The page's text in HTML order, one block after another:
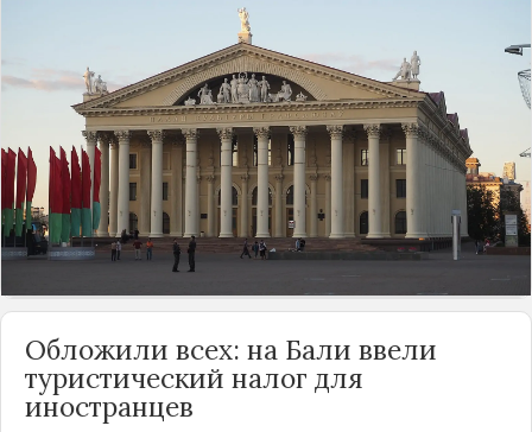
В начале октября россияне начали активно
планировать предстоящие зимние праздники.
Как отмечают аналитики, в этом году количество
бронирований отелей за границей и в пределах
страны на начало января вернулось к
допандемийному уровню, а самыми
популярными направлениями для отдыха стали
вовсе не Таиланд и Сочи.
Подробнее
Обложили всех: на Бали ввели
туристический налог для
иностранцев